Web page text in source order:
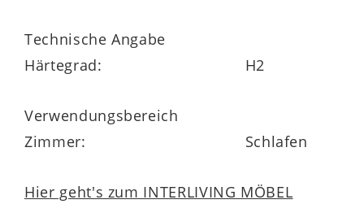
Technische Angabe
Härtegrad:
H2
Verwendungsbereich
Zimmer:
Schlafen
Hier geht's zum INTERLIVING MÖBEL